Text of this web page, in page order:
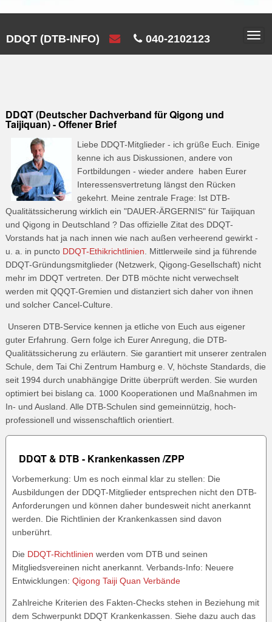
DDQT (DTB-INFO) 040-2102123
DDQT (Deutscher Dachverband für Qigong und
Taijiquan) - Offener Brief
Liebe DDQT-Mitglieder - ich grüße Euch. Einige
kenne ich aus Diskussionen, andere von
Fortbildungen - wieder andere haben Eurer
Interessensvertretung längst den Rücken
gekehrt. Meine zentrale Frage: Ist DTB-
Qualitätssicherung wirklich ein "DAUER-ÄRGERNIS" für Taijiquan
und Qigong in Deutschland ? Das offizielle Zitat des DDQT-
Vorstands hat ja nach innen wie nach außen verheerend gewirkt -
u. a. in puncto DDQT-Ethikrichtlinien . Mittlerweile sind ja führende
DDQT-Gründungsmitglieder (Netzwerk, Qigong-Gesellschaft) nicht
mehr im DDQT vertreten. Der DTB möchte nicht verwechselt
werden mit QQQT-Gremien und distanziert sich daher von ihnen
und solcher Cancel-Culture.
Unseren DTB-Service kennen ja etliche von Euch aus eigener
guter Erfahrung. Gern folge ich Eurer Anregung, die DTB-
Qualitätssicherung zu erläutern. Sie garantiert mit unserer zentralen
Schule, dem Tai Chi Zentrum Hamburg e. V, höchste Standards, die
seit 1994 durch unabhängige Dritte überprüft werden. Sie wurden
optimiert bei bislang ca. 1000 Kooperationen und Maßnahmen im
In- und Ausland. Alle DTB-Schulen sind gemeinnützig, hoch-
professionell und wissenschaftlich orientiert.
DDQT & DTB - Krankenkassen /ZPP
Vorbemerkung: Um es noch einmal klar zu stellen: Die
Ausbildungen der DDQT-Mitglieder entsprechen nicht den DTB-
Anforderungen und können daher bundesweit nicht anerkannt
werden. Die Richtlinien der Krankenkassen sind davon
unberührt.
Die DDQT-Richtlinien werden vom DTB und seinen
Mitgliedsvereinen nicht anerkannt. Verbands-Info: Neuere
Entwicklungen: Qigong Taiji Quan Verbände
Zahlreiche Kriterien des Fakten-Checks stehen in Beziehung mit
dem Schwerpunkt DDQT Krankenkassen. Siehe dazu auch das